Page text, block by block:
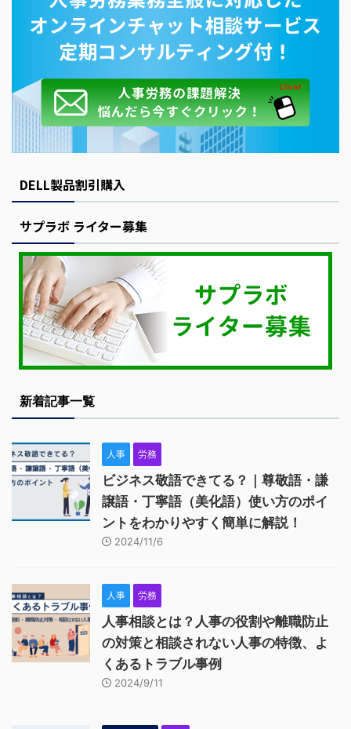
DELL製品割引購入
サプラボ ライター募集
新着記事一覧
人事 労務
ビジネス敬語できてる？｜尊敬語・謙
譲語・丁寧語（美化語）使い方のポイ
ントをわかりやすく簡単に解説！
2024/11/6
人事 労務
人事相談とは？人事の役割や離職防止
の対策と相談されない人事の特徴、よ
くあるトラブル事例
2024/9/11